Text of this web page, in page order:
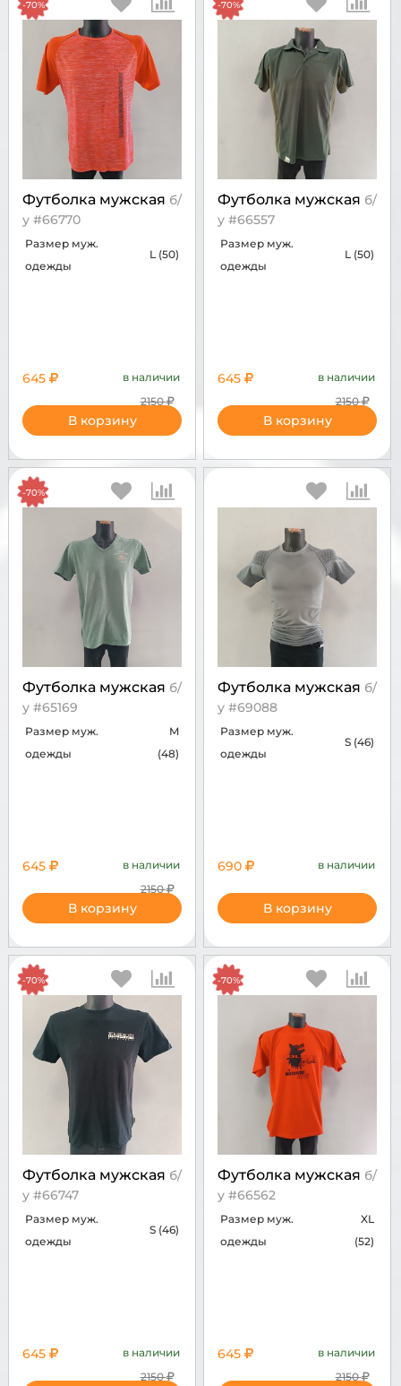
Футболка мужская б/
у #66770
Размер муж.
одежды
L (50)
-70%
645
в наличии
2150
В корзину
Футболка мужская б/
у #66557
Размер муж.
одежды
L (50)
-70%
645
в наличии
2150
В корзину
Футболка мужская б/
у #65169
Размер муж.
одежды
M
(48)
-70%
645
в наличии
2150
В корзину
Футболка мужская б/
у #69088
Размер муж.
одежды
S (46)
690 в наличии
В корзину
Футболка мужская б/
у #66747
Размер муж.
одежды
S (46)
-70%
645
в наличии
2150
Футболка мужская б/
у #66562
Размер муж.
одежды
XL
(52)
-70%
645
в наличии
2150